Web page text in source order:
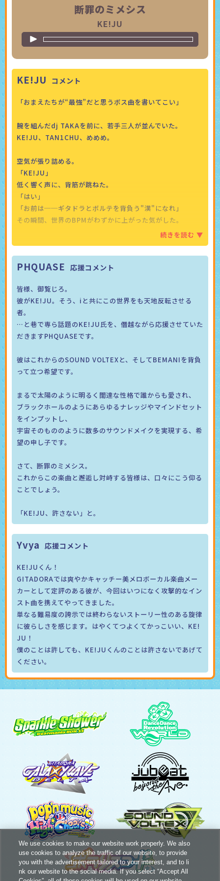
断罪のミメシス
KE!JU
KE!JU
「おまえたちが“最強”だと思うボス曲を書いてこい」
腕を組んだdj TAKAを前に、若手三人が並んでいた。
KE!JU、TAN1CHU、めめめ。
空気が張り詰める。
「KE!JU」
低く響く声に、背筋が跳ねた。
「はい」
「お前は──ギタドラとボルテを背負う"漢"になれ」
その瞬間、世界のBPMがわずかに上がった気がした。
PHQUASE
皆様、御覧じろ。
彼がKE!JU。そう、iと共にこの世界をも天地反転させる
者。
…と巷で専ら話題のKE!JU氏を、僭越ながら応援させていた
だきますPHQUASEです。
彼はこれからのSOUND VOLTEXと、そしてBEMANIを背負
って立つ希望です。
まるで太陽のように明るく闊達な性格で誰からも愛され、
ブラックホールのようにあらゆるナレッジやマインドセット
をインプットし、
宇宙そのもののように数多のサウンドメイクを実現する、希
望の申し子です。
さて、断罪のミメシス。
これからこの楽曲と邂逅し対峙する皆様は、口々にこう仰る
ことでしょう。
「KE!JU、許さない」と。
Yvya
KE!JUくん！
GITADORAでは爽やかキャッチー美メロボーカル楽曲メー
カーとして定評のある彼が、今回はいつになく攻撃的なイン
スト曲を携えてやってきました。
単なる難易度の誇示では終わらないストーリー性のある旋律
に彼らしさを感じます。はやくてつよくてかっこいい、KE!
JU！
僕のことは許しても、KE!JUくんのことは許さないであげて
ください。
We use cookies to make our website work properly. We also
use cookies to analyze the traffic of our website, to provide
you with the advertisement tailored to your interest, and to li
nk our website to the social media. If you select “Accept All